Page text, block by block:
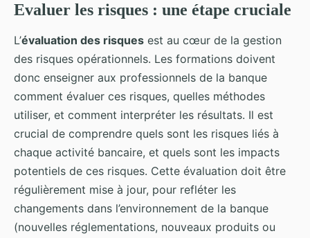
Evaluer les risques : une étape cruciale
L’évaluation des risques est au cœur de la gestion
des risques opérationnels. Les formations doivent
donc enseigner aux professionnels de la banque
comment évaluer ces risques, quelles méthodes
utiliser, et comment interpréter les résultats. Il est
crucial de comprendre quels sont les risques liés à
chaque activité bancaire, et quels sont les impacts
potentiels de ces risques. Cette évaluation doit être
régulièrement mise à jour, pour refléter les
changements dans l’environnement de la banque
(nouvelles réglementations, nouveaux produits ou